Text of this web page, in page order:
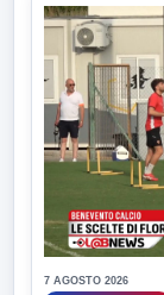
7 AGOSTO 2026